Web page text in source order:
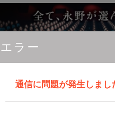
エラー
通信に問題が発生しま